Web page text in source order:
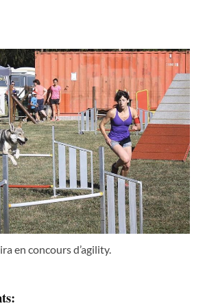
en concours d’agility.